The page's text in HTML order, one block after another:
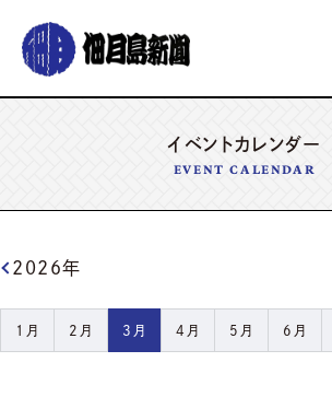
グルメ おでかけ
コラム
イベントカレンダー
EVENT CALENDAR
2026年
1月 2月 3月 4月 5月 6月